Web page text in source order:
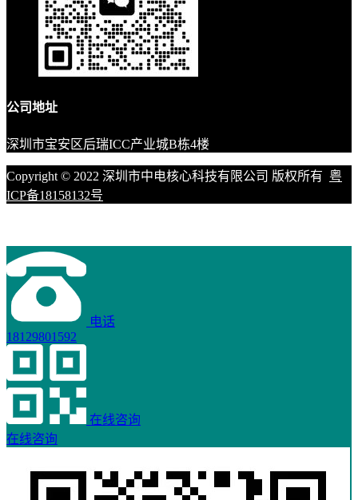
公司地址
深圳市宝安区后瑞ICC产业城B栋4楼
Copyright © 2022 深圳市中电核心科技有限公司 版权所有 粤
ICP备18158132号
电话
18129801592
在线咨询
在线咨询